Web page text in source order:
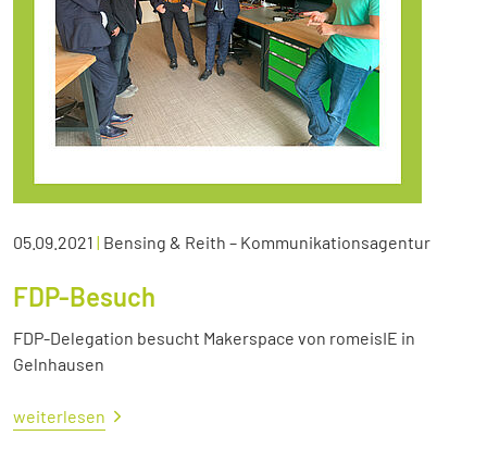
05.09.2021 | Bensing & Reith – Kommunikationsagentur
FDP-Besuch
FDP-Delegation besucht Makerspace von romeisIE in
Gelnhausen
weiterlesen